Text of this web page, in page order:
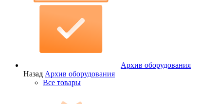
Архив оборудования
Назад Архив оборудования
Все товары